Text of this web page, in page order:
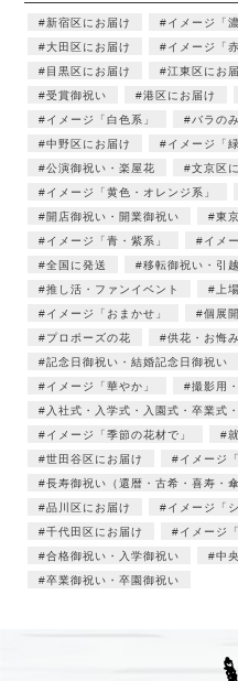
新宿区にお届け イメージ「
大田区にお届け
イメージ「
目黒区にお届け
江東区にお
受賞御祝い
港区にお届け
イメージ「白色系」
バラのみ
中野区にお届け
イメージ「
公演御祝い・楽屋花
文京区
イメージ「黄色・オレンジ系」
開店御祝い・開業御祝い
東
イメージ「青・紫系」
イメ
全国に発送
移転御祝い・引
推し活・ファンイベント
上
イメージ「おまかせ」
個展
プロポーズの花
供花・お悔み
記念日御祝い・結婚記念日御祝い
イメージ「華やか」
撮影用
入社式・入学式・入園式・卒業式
イメージ「季節の花材で」
世田谷区にお届け
イメージ
長寿御祝い（還暦・古希・喜寿・
品川区にお届け
イメージ「
千代田区にお届け
イメージ
合格御祝い・入学御祝い
中
卒業御祝い・卒園御祝い